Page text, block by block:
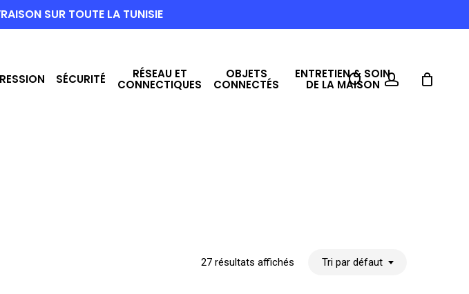
SUR TOUTE LA TUNISIE
SÉCURITÉ RÉSEAU ET
CONNECTIQUES
OBJETS
CONNECTÉS
ENTRETIEN & SOIN
DE LA MAISONsearchaccount
27 résultats affichés Tri par défaut